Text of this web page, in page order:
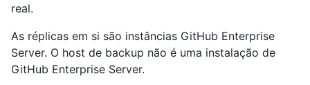
real.
As réplicas em si são instâncias GitHub Enterprise
Server. O host de backup não é uma instalação de
GitHub Enterprise Server.